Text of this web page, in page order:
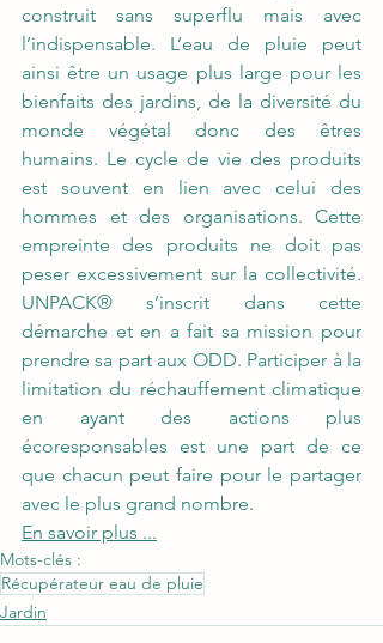
construit sans superflu mais avec
l’indispensable. L’eau de pluie peut
ainsi être un usage plus large pour les
bienfaits des jardins, de la diversité du
monde végétal donc des êtres
humains. Le cycle de vie des produits
est souvent en lien avec celui des
hommes et des organisations. Cette
empreinte des produits ne doit pas
peser excessivement sur la collectivité.
UNPACK® s’inscrit dans cette
démarche et en a fait sa mission pour
prendre sa part aux ODD. Participer à la
limitation du réchauffement climatique
en ayant des actions plus
écoresponsables est une part de ce
que chacun peut faire pour le partager
avec le plus grand nombre.
En savoir plus ...
Mots-clés :
Récupérateur eau de pluie
Jardin